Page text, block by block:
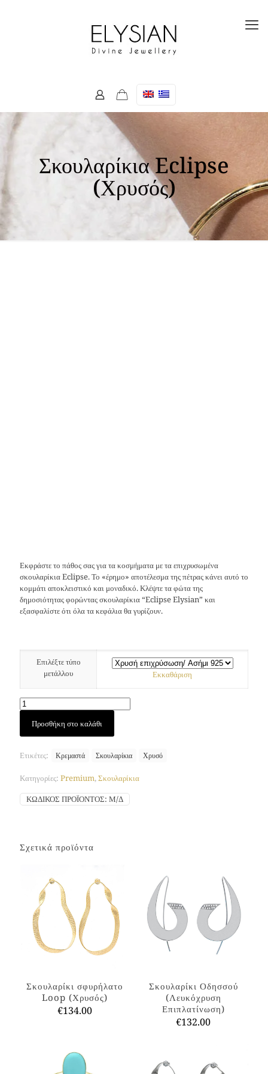
Σκουλαρίκια Eclipse
(Χρυσός)
Εκφράστε το πάθος σας για τα κοσμήματα με τα επιχρυσωμένα
σκουλαρίκια Eclipse. Το «έρημο» αποτέλεσμα της πέτρας κάνει αυτό το
κομμάτι αποκλειστικό και μοναδικό. Κλέψτε τα φώτα της
δημοσιότητας φορώντας σκουλαρίκια “Eclipse Elysian” και
εξασφαλίστε ότι όλα τα κεφάλια θα γυρίζουν.
Επιλέξτε τύπο
μετάλλου
Εκκαθάριση
Σκουλαρίκια
Eclipse
(Χρυσός)
Προσθήκη στο καλάθι
Ετικέτες: Κρεμαστά Σκουλαρίκια Χρυσό
Κατηγορίες: Premium, Σκουλαρίκια
ΚΩΔΙΚΌΣ ΠΡΟΪΌΝΤΟΣ: Μ/Δ
Σχετικά προϊόντα
Σκουλαρίκι σφυρήλατο
Loop (Χρυσός)
€134.00
έχει
πολλαπλές
Σκουλαρίκι Οδησσού
(Λευκόχρυση
Επιπλατίνωση)
€132.00
προϊόν
έχει